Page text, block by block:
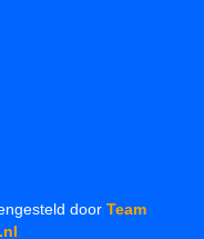
door Team